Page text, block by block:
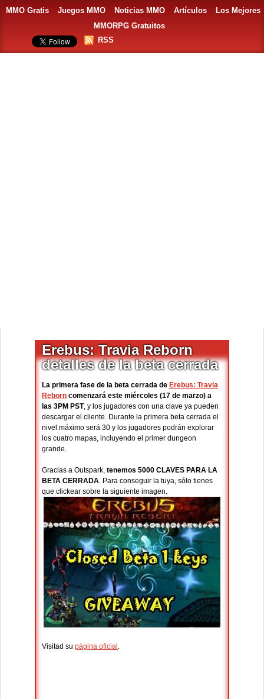
MMO Gratis Juegos MMO Noticias MMO Artículos
Los Mejores
MMORPG Gratuitos
RSS
Erebus: Travia Reborn
detalles de la beta cerrada
La primera fase de la beta cerrada de Erebus: Travia
Reborn comenzará este miércoles (17 de marzo) a
las 3PM PST, y los jugadores con una clave ya pueden
descargar el cliente. Durante la primera beta cerrada el
nivel máximo será 30 y los jugadores podrán explorar
los cuatro mapas, incluyendo el primer dungeon
grande.
Gracias a Outspark, tenemos 5000 CLAVES PARA LA
BETA CERRADA. Para conseguir la tuya, sólo tienes
que clickear sobre la siguiente imagen.
Visitad su página oficial .